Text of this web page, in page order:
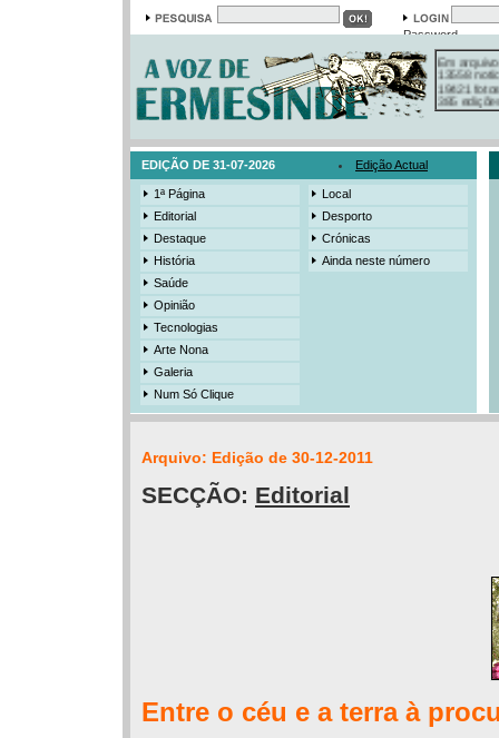
Password
Em arquivo
13558
19421
385
3206
EDIÇÃO DE 31-07-2026 Edição Actual
1ª Página
Editorial
Destaque
História
Saúde
Opinião
Tecnologias
Arte Nona
Galeria
Num Só Clique
Local
Desporto
Crónicas
Ainda neste número
Arquivo: Edição de 30-12-2011
SECÇÃO: Editorial
Entre o céu e a terra à